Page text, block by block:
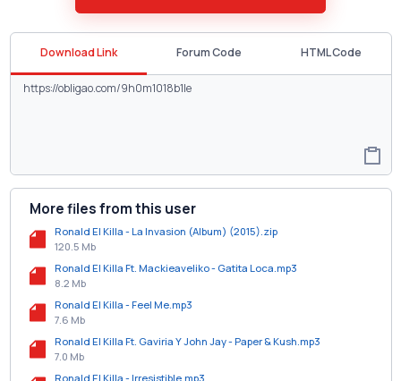
Download Link Forum Code HTML Code
More files from this user
Ronald El Killa - La Invasion (Album) (2015).zip
120.5 Mb
Ronald El Killa Ft. Mackieaveliko - Gatita Loca.mp3
8.2 Mb
Ronald El Killa - Feel Me.mp3
7.6 Mb
Ronald El Killa Ft. Gaviria Y John Jay - Paper & Kush.mp3
7.0 Mb
Ronald El Killa - Irresistible.mp3